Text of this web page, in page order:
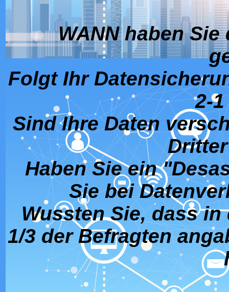
WANN haben
Folgt Ihr
2-
Sind Ihre Daten
Haben Sie ein
Sie bei
Wussten Sie, dass
1/3 der Befragten